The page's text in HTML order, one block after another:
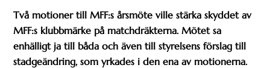
Två motioner till MFF:s årsmöte ville stärka skyddet av
MFF:s klubbmärke på matchdräkterna. Mötet sa
enhälligt ja till båda och även till styrelsens förslag till
stadgeändring, som yrkades i den ena av motionerna.